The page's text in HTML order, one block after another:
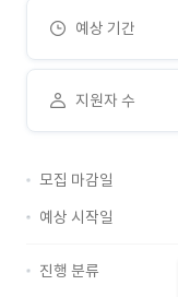
예상 기간
지원자 수
모집 마감일
예상 시작일
진행 분류